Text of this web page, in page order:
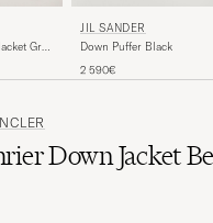
Grey
JIL SANDER
Down Puffer Black
2 590€
Down Jacket